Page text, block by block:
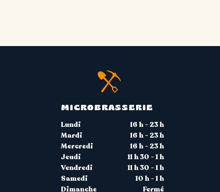
MICROBRASSERIE
Lundi
16 h - 23 h
Mardi
16 h - 23 h
Mercredi
16 h - 23 h
Jeudi
11 h 30 - 1 h
Vendredi
11 h 30 - 1 h
Samedi
10 h - 1 h
Dimanche
Fermé